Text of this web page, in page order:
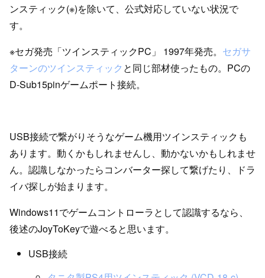
ンスティック(※)を除いて、公式対応していない状況で
す。
※セガ発売「ツインスティックPC」 1997年発売。 セガサ
ターンのツインスティック と同じ部材使ったもの。PCの
D-Sub15pinゲームポート接続。
USB接続で繋がりそうなゲーム機用ツインスティックも
あります。動くかもしれませんし、動かないかもしれませ
ん。認識しなかったらコンバーター探して繋げたり、ドラ
イバ探しが始まります。
Windows11でゲームコントローラとして認識するなら、
後述のJoyToKeyで遊べると思います。
USB接続